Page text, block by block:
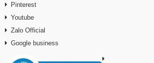
Pinterest
Youtube
Zalo Official
Google business